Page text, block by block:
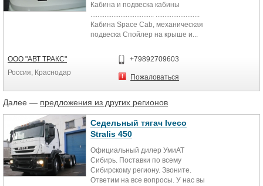
Кабина и подвеска кабины
.................................... .........................
Кабина Space Cab, механическая
подвеска Спойлер на крыше и...
ООО "АВТ ТРАКС"
Россия, Краснодар
+79892709603
Пожаловаться
Далее — предложения из других регионов
Седельный тягач Iveco
Stralis 450
Официальный дилер УмиАТ
Сибирь. Поставки по всему
Сибирскому региону. Звоните.
Ответим на все вопросы. У нас вы